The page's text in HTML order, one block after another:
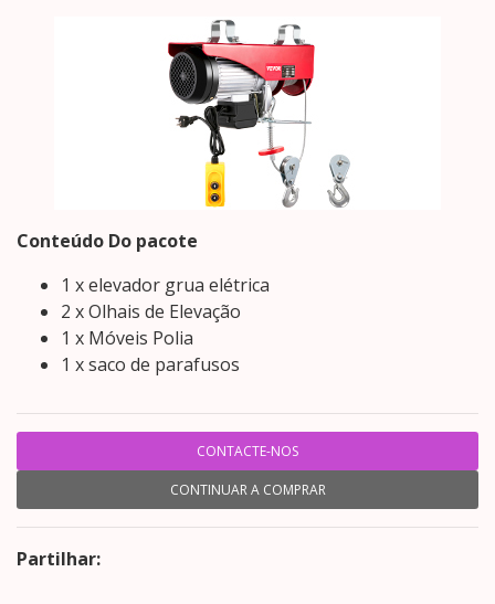
Conteúdo Do pacote
1 x elevador grua elétrica
2 x Olhais de Elevação
1 x Móveis Polia
1 x saco de parafusos
CONTACTE-NOS
CONTINUAR A COMPRAR
Partilhar: